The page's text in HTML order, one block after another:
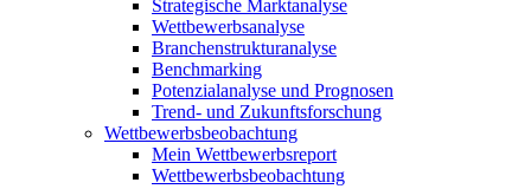
Strategische Marktanalyse
Wettbewerbsanalyse
Branchenstrukturanalyse
Benchmarking
Potenzialanalyse und Prognosen
Trend- und Zukunftsforschung
Wettbewerbs­beobachtung
Mein Wettbewerbsreport
Wettbewerbsbeobachtung